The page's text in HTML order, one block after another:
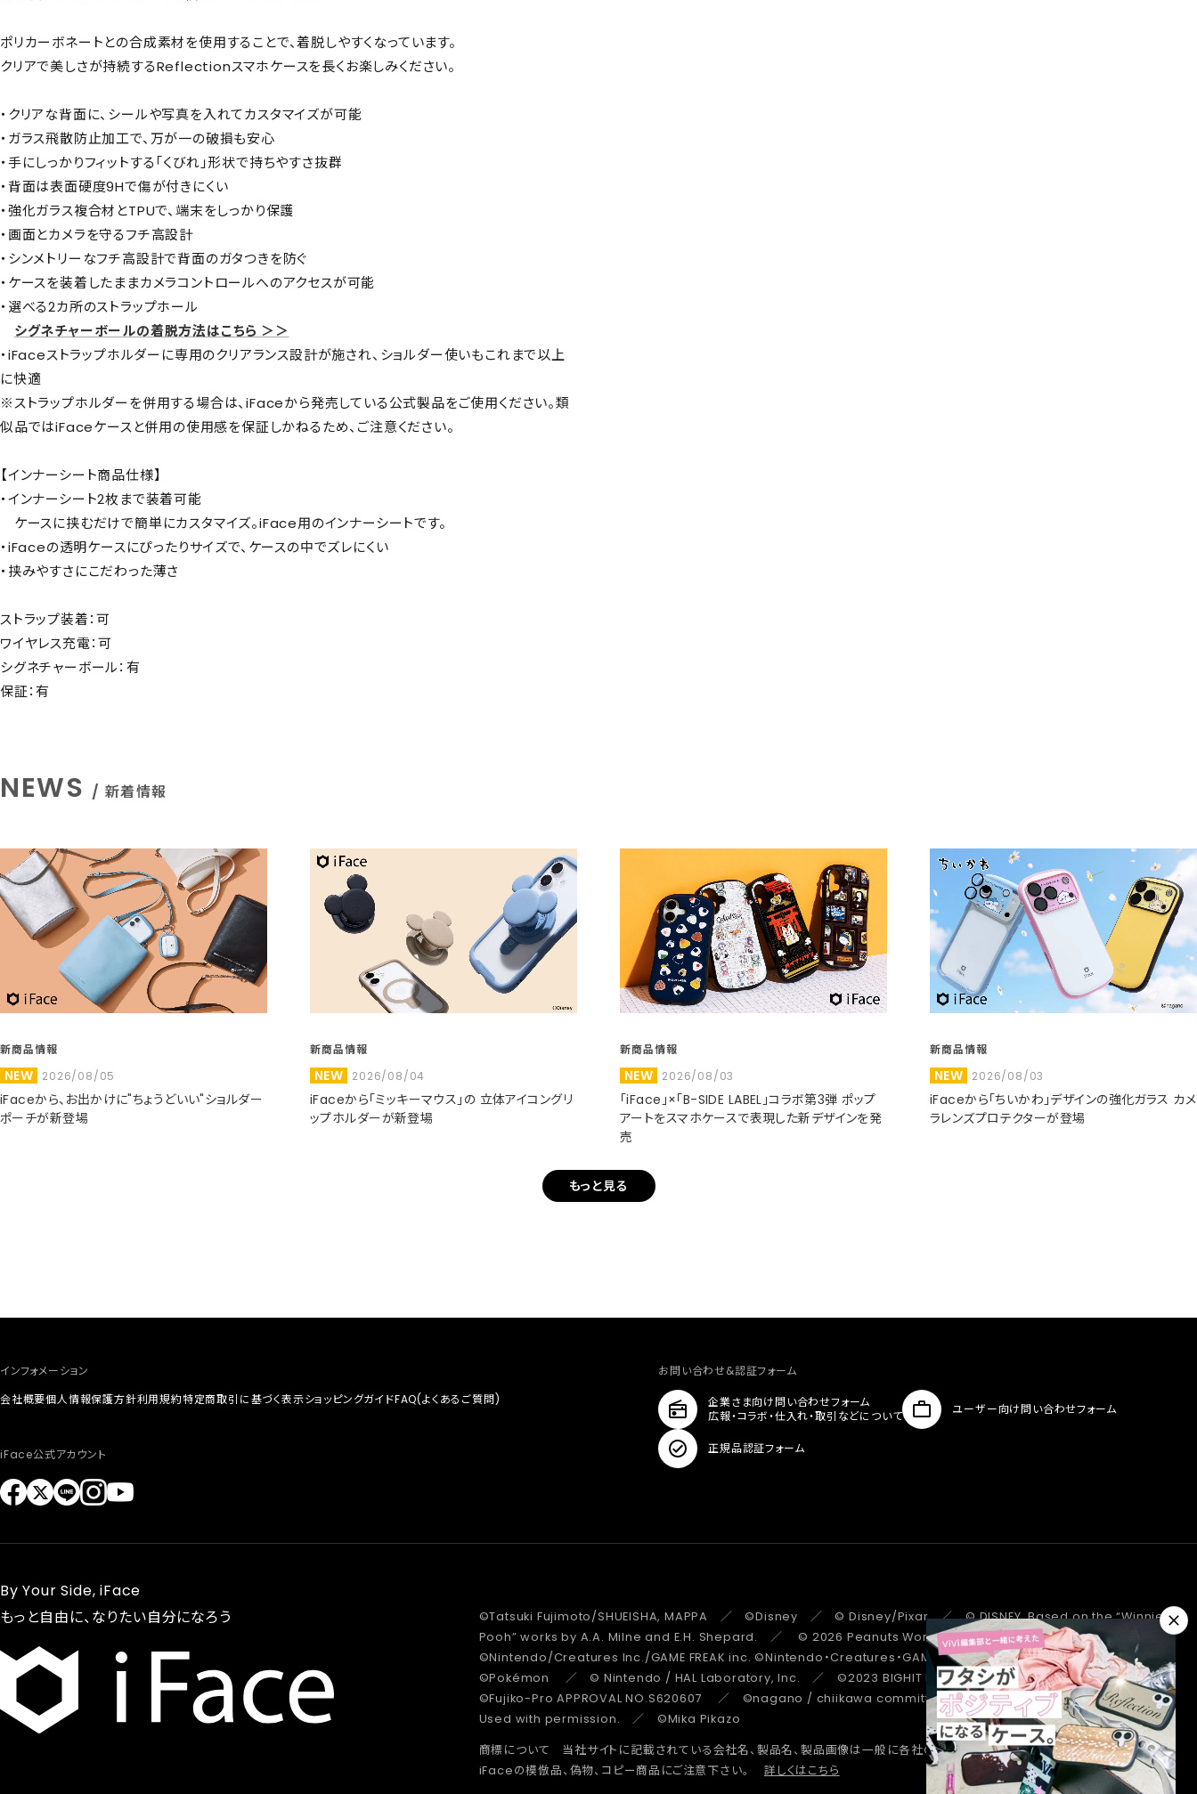
ポリカーボネートとの合成素材を使用することで、着脱しやすくなっています。
クリアで美しさが持続するReflectionスマホケースを長くお楽しみください。
・クリアな背面に、シールや写真を入れてカスタマイズが可能
・ガラス飛散防止加工で、万が一の破損も安心
・手にしっかりフィットする「くびれ」形状で持ちやすさ抜群
・背面は表面硬度9Hで傷が付きにくい
・強化ガラス複合材とTPUで、端末をしっかり保護
・画面とカメラを守るフチ高設計
・シンメトリーなフチ高設計で背面のガタつきを防ぐ
・ケースを装着したままカメラコントロールへのアクセスが可能
・選べる2カ所のストラップホール
シグネチャーボールの着脱方法はこちら ＞＞
・iFaceストラップホルダーに専用のクリアランス設計が施され、ショルダー使いもこれまで以上
に快適
※ストラップホルダーを併用する場合は、iFaceから発売している公式製品をご使用ください。類
似品ではiFaceケースと併用の使用感を保証しかねるため、ご注意ください。
【インナーシート商品仕様】
・インナーシート2枚まで装着可能
ケースに挟むだけで簡単にカスタマイズ。iFace用のインナーシートです。
・iFaceの透明ケースにぴったりサイズで、ケースの中でズレにくい
・挟みやすさにこだわった薄さ
ストラップ装着：可
ワイヤレス充電：可
シグネチャーボール：有
保証：有
NEWS / 新着情報
新商品情報
NEW 2026/08/05
iFaceから、お出かけに"ちょうどいい"ショルダー
ポーチが新登場
新商品情報
NEW 2026/08/04
iFaceから「ミッキーマウス」の 立体アイコングリ
ップホルダーが新登場
新商品情報
NEW 2026/08/03
「iFace」×「B-SIDE LABEL」コラボ第3弾 ポップ
アートをスマホケースで表現した新デザインを発
売
新商品情報
NEW 2026/08/03
iFaceから「ちいかわ」デザインの強化ガラス カメ
ラレンズプロテクターが登場
もっと見る
インフォメーション
会社概要個人情報保護方針利用規約特定商取引に基づく表示ショッピングガイドFAQ(よくあるご質問)
iFace公式アカウント
お問い合わせ&認証フォーム
企業さま向け問い合わせフォーム
広報・コラボ・仕入れ・取引などについて
ユーザー向け問い合わせフォーム
正規品認証フォーム
©Tatsuki Fujimoto/SHUEISHA, MAPPA ／ ©Disney ／ © Disney/Pixar ／ © DISNEY. Based on the “Winnie the
Pooh” works by A.A. Milne and E.H. Shepard. ／ © 2026 Peanuts Worldwide LLC ／ ©Pokémon.
©Nintendo/Creatures Inc./GAME FREAK inc. ©Nintendo・Creatures・GAME FREAK・TV Tokyo・ShoPro・JR Kikaku
©Pokémon ／ © Nintendo / HAL Laboratory, Inc. ／ ©2023 BIGHIT MUSIC / HYBE. All Rights Reserved. ／
©Fujiko-Pro APPROVAL NO.S620607 ／ ©nagano / chiikawa committee ／ STRANGER THINGS ™/© Netflix.
Used with permission. ／ ©Mika Pikazo
商標について 当社サイトに記載されている会社名、製品名、製品画像は一般に各社の商標または登録商標です。
詳しくはこちら
iFaceの模倣品、偽物、コピー商品にご注意下さい。
詳しくはこちら
By Your Side, iFace
もっと自由に、なりたい自分になろう